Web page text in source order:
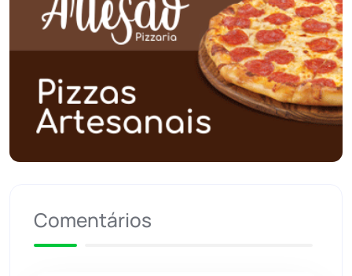
Polícia Civil (59)
Polícia Militar (27)
Política (03)
Presidente Jânio Qu... (125)
Rio de Contas
Comentários